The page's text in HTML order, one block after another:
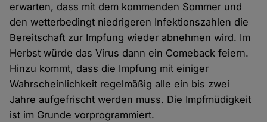
erwarten, dass mit dem kommenden Sommer und
den wetterbedingt niedrigeren Infektionszahlen die
Bereitschaft zur Impfung wieder abnehmen wird. Im
Herbst würde das Virus dann ein Comeback feiern.
Hinzu kommt, dass die Impfung mit einiger
Wahrscheinlichkeit regelmäßig alle ein bis zwei
Jahre aufgefrischt werden muss. Die Impfmüdigkeit
ist im Grunde vorprogrammiert.